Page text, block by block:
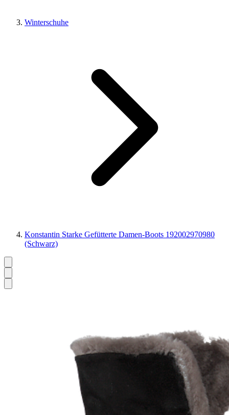
Winterschuhe
Konstantin Starke Gefütterte Damen-Boots 192002970980
(Schwarz)